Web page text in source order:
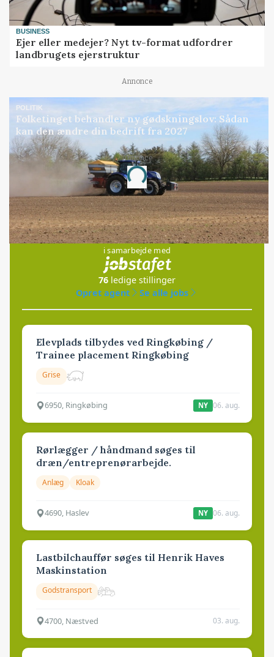
BUSINESS
Ejer eller medejer? Nyt tv-format udfordrer
landbrugets ejerstruktur
Annonce
POLITIK
Folketinget behandler ny gødskningslov: Sådan
kan den ændre din bedrift fra 2027
Annonce
Loading...
Jobs
i samarbejde med
76 ledige stillinger
Opret agent
Se alle jobs
Elevplads tilbydes ved Ringkøbing /
Trainee placement Ringkøbing
Grise
6950, Ringkøbing NY 06. aug.
Rørlægger / håndmand søges til
dræn/entreprenørarbejde.
Anlæg Kloak
4690, Haslev NY 06. aug.
Lastbilchauffør søges til Henrik Haves
Maskinstation
Godstransport
4700, Næstved 03. aug.